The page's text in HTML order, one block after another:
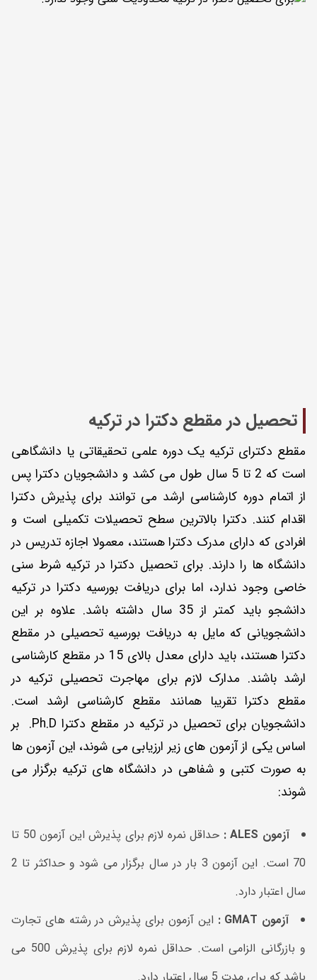
تحصیل در مقطع دکترا در ترکیه
مقطع دکترای ترکیه یک دوره علمی تحقیقاتی یا دانشگاهی
است که 2 تا 5 سال طول می کشد و دانشجویان دکترا پس
از اتمام دوره کارشناسی ارشد می توانند برای پذیرش دکترا
اقدام کنند. دکترا بالاترین سطح تحصیلات تکمیلی است و
افرادی که دارای مدرک دکترا هستند، معمولا اجازه تدریس در
دانشگاه ها را دارند. برای تحصیل دکترا در ترکیه شرط سنی
خاصی وجود ندارد، اما برای دریافت بورسیه دکترا در ترکیه
دانشجو باید کمتر از 35 سال داشته باشد. علاوه بر این
دانشجویانی که مایل به دریافت بورسیه تحصیلی در مقطع
دکترا هستند، باید دارای معدل بالای 15 در مقطع کارشناسی
ارشد باشند. مدارک لازم برای مهاجرت تحصیلی ترکیه در
مقطع دکترا تقریبا همانند مقطع کارشناسی ارشد است.
دانشجویان برای تحصیل در ترکیه در مقطع دکترا Ph.D. بر
اساس یکی از آزمون های زیر ارزیابی می شوند، این آزمون ها
به صورت کتبی و شفاهی در دانشگاه های ترکیه برگزار می
شوند:
آزمون :
حداقل نمره لازم برای پذیرش این آزمون 50 تا
70 است. این آزمون 3 بار در سال برگزار می شود و حداکثر تا 2
سال اعتبار دارد.
آزمون
: این آزمون برای پذیرش در رشته های تجارت
و بازرگانی الزامی است. حداقل نمره لازم برای پذیرش 500 می